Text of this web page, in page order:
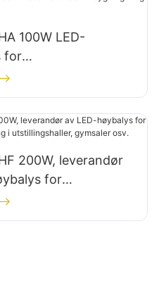
100W LED-
for
som
fabrikkbygninger og
200W, leverandør
for
i
gymsaler osv.